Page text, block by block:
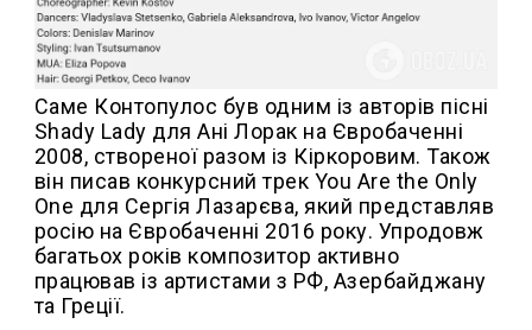
Саме Контопулос був одним із авторів пісні
Shady Lady для Ані Лорак на Євробаченні
2008, створеної разом із Кіркоровим. Також
він писав конкурсний трек You Are the Only
One для Сергія Лазарєва, який представляв
росію на Євробаченні 2016 року. Упродовж
багатьох років композитор активно
працював із артистами з РФ, Азербайджану
та Греції.